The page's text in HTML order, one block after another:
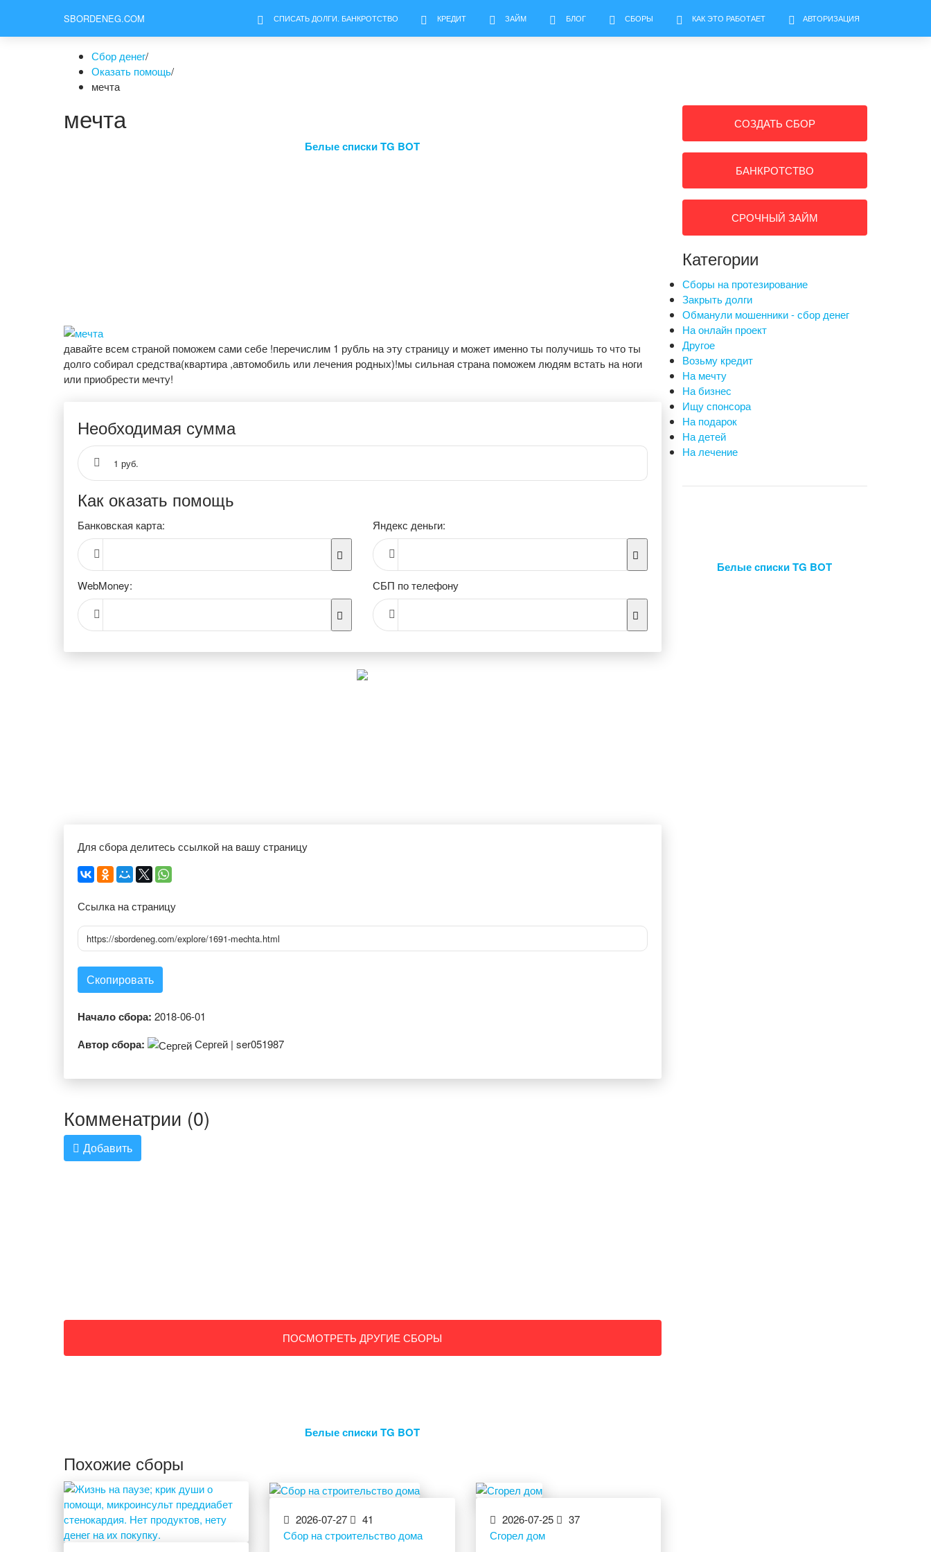
SBORDENEG.COM СПИСАТЬ ДОЛГИ. БАНКРОТСТВО КРЕДИТ ЗАЙМ БЛОГ СБОРЫ КАК ЭТО РАБОТАЕТ АВТОРИЗАЦИЯ
Сбор денег/
Оказать помощь/
мечта
мечта
Белые списки TG BOT
давайте всем страной поможем сами себе !перечислим 1 рубль на эту страницу и может именно ты получишь то что ты
долго собирал средства(квартира ,автомобиль или лечения родных)!мы сильная страна поможем людям встать на ноги
или приобрести мечту!
Необходимая сумма
1 руб.
Как оказать помощь
Банковская карта: Яндекс деньги:
WebMoney: СБП по телефону
Для сбора делитесь ссылкой на вашу страницу
Ссылка на страницу
https://sbordeneg.com/explore/1691-mechta.html
Скопировать
Начало сбора: 2018-06-01
Автор сбора: Сергей | ser051987
Комменатрии (0)
Добавить
ПОСМОТРЕТЬ ДРУГИЕ СБОРЫ
Белые списки TG BOT
Похожие сборы
2026-07-27
41
Сбор на строительство дома
2026-07-25
37
Сгорел дом
СОЗДАТЬ СБОР
БАНКРОТСТВО
СРОЧНЫЙ ЗАЙМ
Категории
Сборы на протезирование
Закрыть долги
Обманули мошенники - сбор денег
На онлайн проект
Другое
Возьму кредит
На мечту
На бизнес
Ищу спонсора
На подарок
На детей
На лечение
Белые списки TG BOT